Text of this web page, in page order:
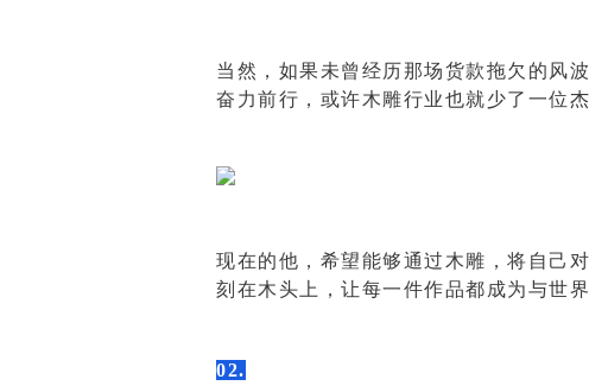
当然，如果未曾经历那场货款拖欠的风
奋力前行，或许木雕行业也就少了一位杰
现在的他，希望能够通过木雕，将自己
刻在木头上，让每一件作品都成为与世界
02.